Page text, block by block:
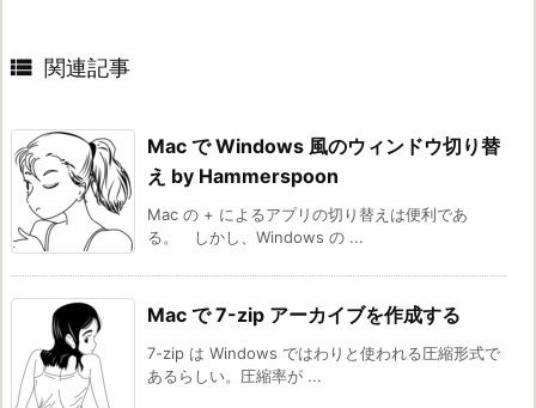
 関連記事
Mac で Windows 風のウィンドウ切り替
え by Hammerspoon
Mac の + によるアプリの切り替えは便利であ
る。 しかし、Windows の ...
Mac で 7-zip アーカイブを作成する
7-zip は Windows ではわりと使われる圧縮形式で
あるらしい。圧縮率が ...